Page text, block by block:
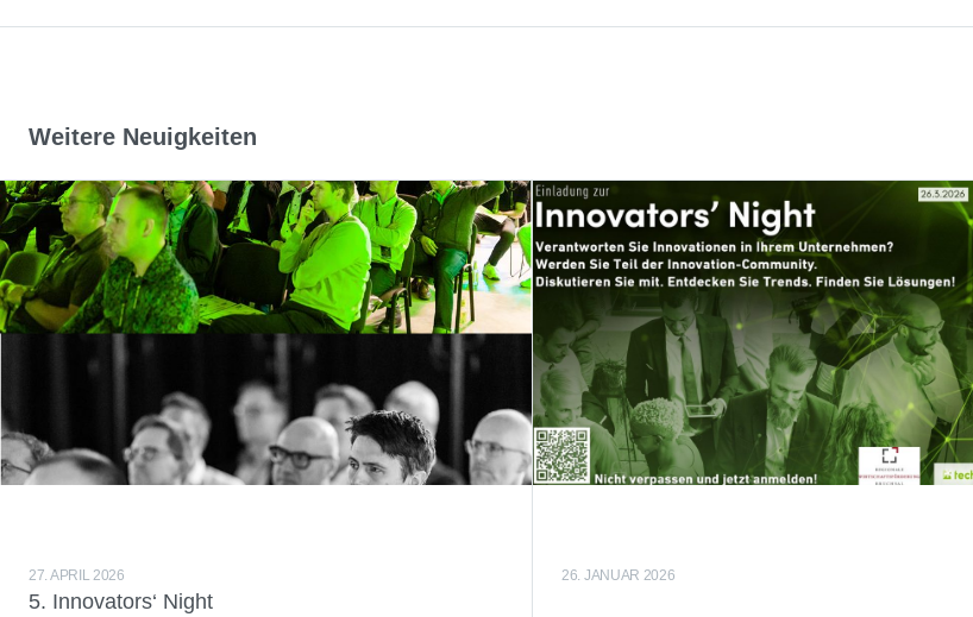
Weitere Neuigkeiten
27. APRIL 2026
5. Innovators‘ Night
26. JANUAR 2026